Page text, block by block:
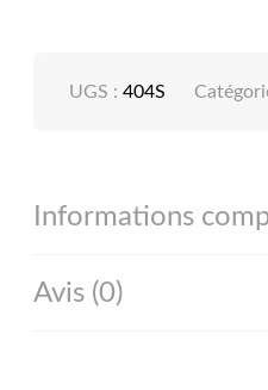
UGS :404S
Informations
Avis (0)